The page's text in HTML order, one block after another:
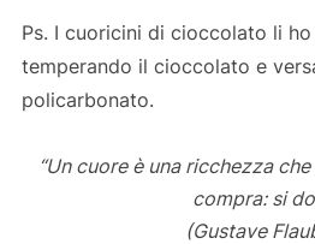
Ps. I cuoricini di cioccolato li
temperando il cioccolato e
policarbonato.
“Un cuore è una ricchezza
compra: si
(Gustave